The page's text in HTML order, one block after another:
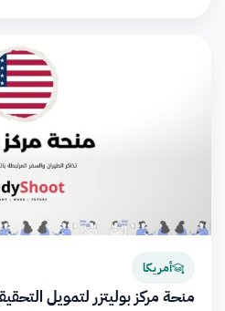
أمريكا
منحة مركز بوليتزر لتمويل